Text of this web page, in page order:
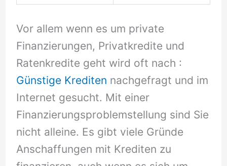
Vor allem wenn es um private
Finanzierungen, Privatkredite und
Ratenkredite geht wird oft nach :
Günstige Krediten nachgefragt und im
Internet gesucht. Mit einer
Finanzierungsproblemstellung sind Sie
nicht alleine. Es gibt viele Gründe
Anschaffungen mit Krediten zu